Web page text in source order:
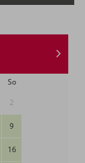
>
So
2
9
16